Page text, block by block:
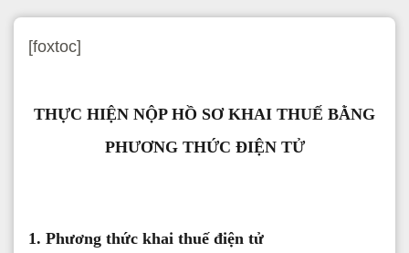
[foxtoc]
THỰC HIỆN NỘP HỒ SƠ KHAI THUẾ BẰNG
PHƯƠNG THỨC ĐIỆN TỬ
1. Phương thức khai thuế điện tử